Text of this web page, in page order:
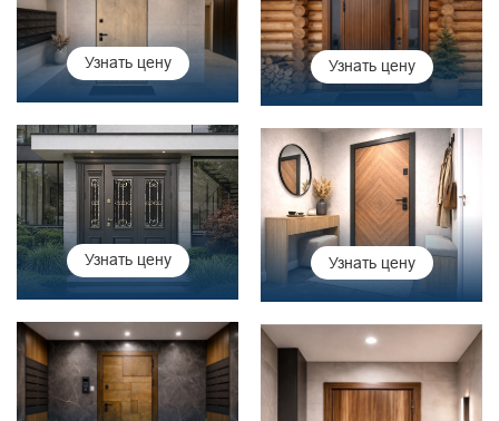
Узнать цену Узнать цену
Узнать цену Узнать цену